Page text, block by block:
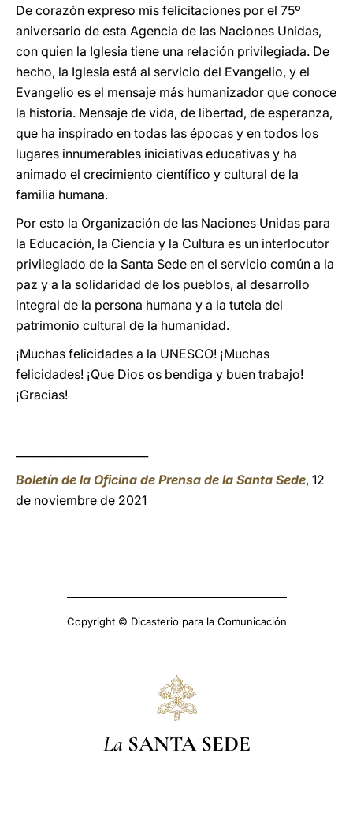
De corazón expreso mis felicitaciones por el 75º
aniversario de esta Agencia de las Naciones Unidas,
con quien la Iglesia tiene una relación privilegiada. De
hecho, la Iglesia está al servicio del Evangelio, y el
Evangelio es el mensaje más humanizador que conoce
la historia. Mensaje de vida, de libertad, de esperanza,
que ha inspirado en todas las épocas y en todos los
lugares innumerables iniciativas educativas y ha
animado el crecimiento científico y cultural de la
familia humana.
Por esto la Organización de las Naciones Unidas para
la Educación, la Ciencia y la Cultura es un interlocutor
privilegiado de la Santa Sede en el servicio común a la
paz y a la solidaridad de los pueblos, al desarrollo
integral de la persona humana y a la tutela del
patrimonio cultural de la humanidad.
¡Muchas felicidades a la UNESCO! ¡Muchas
felicidades! ¡Que Dios os bendiga y buen trabajo!
¡Gracias!
Boletín de la Oficina de Prensa de la Santa Sede, 12
de noviembre de 2021
Copyright © Dicasterio para la Comunicación
La SANTA SEDE